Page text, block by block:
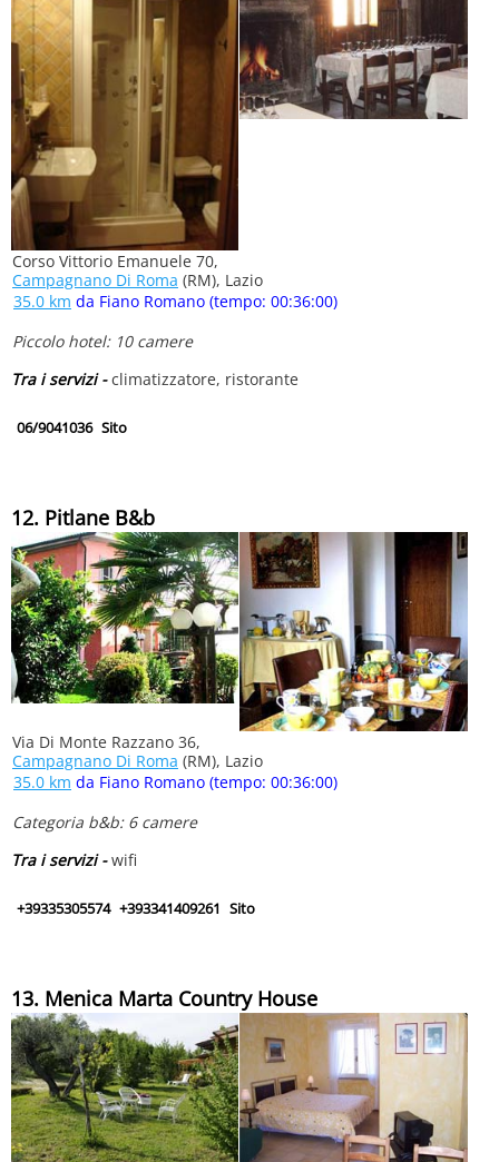
Corso Vittorio Emanuele 70,
Campagnano Di Roma (RM), Lazio
35.0 km da Fiano Romano (tempo: 00:36:00)
Piccolo hotel: 10 camere
Tra i servizi -climatizzatore, ristorante
06/9041036 Sito
12. Pitlane B&b
Via Di Monte Razzano 36,
Campagnano Di Roma (RM), Lazio
35.0 km da Fiano Romano (tempo: 00:36:00)
Categoria b&b: 6 camere
Tra i servizi -wifi
+39335305574 +393341409261 Sito
13. Menica Marta Country House